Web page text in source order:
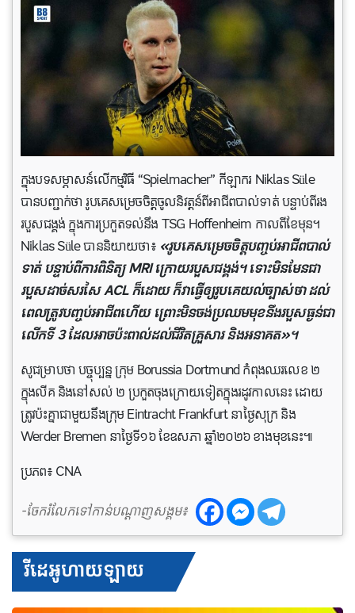
ក្នុងបទសម្ភាសន៍លើកម្មវិធី “Spielmacher” កីឡាករ Niklas Süle
បានបញ្ជាក់ថា រូបគេសម្រេចចិត្តចូលនិវត្តន៍ពីអាជីពបាល់ទាត់ បន្ទាប់ពីរង
របួសជង្គង់ ក្នុងការប្រកួតទល់នឹងTSG Hoffenheim កាលពីខែមុន។
Niklas Süleបាននិយាយថា៖ «រូបគេសម្រេចចិត្តបញ្ចប់អាជីពបាល់
ទាត់ បន្ទាប់ពីការពិនិត្យ MRI ក្រោយរបួសជង្គង់។ ទោះមិនមែនជា
របួសដាច់សរសៃ ACL ក៏ដោយ ក៏វាធ្វើឲ្យរូបគេយល់ច្បាស់ថា ដល់
ពេលត្រូវបញ្ចប់អាជីពហើយ ព្រោះមិនចង់ប្រឈមមុខនឹងរបួសធ្ងន់ជា
លើកទី 3 ដែលអាចប៉ះពាល់ដល់ជីវិតគ្រួសារ និងអនាគត»។
សូជម្រាបថា បច្ចុប្បន្ន ក្រុមBorussia Dortmundកំពុងឈរលេខ ២
ក្នុងលីគ និងនៅសល់ ២ ប្រកួតចុងក្រោយទៀតក្នុងរដូវកាលនេះ ដោយ
ត្រូវប៉ះគ្នាជាមួយនឹងក្រុម Eintracht Frankfurt នាថ្ងៃសុក្រ និង
Werder Bremen នាថ្ងៃទី១៦ ខែឧសភា ឆ្នាំ២០២៦ ខាងមុខនេះ៕
ប្រភព៖ CNA
-ចែករំលែកទៅកាន់បណ្តាញសង្គម៖
វីដេអូហាយឡាយ